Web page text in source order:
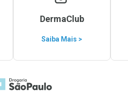
DermaClub
Saiba Mais >
a Home